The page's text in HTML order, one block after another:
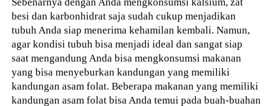
besi dan karbonhidrat saja sudah cukup menjadikan
tubuh Anda siap menerima kehamilan kembali. Namun,
agar kondisi tubuh bisa menjadi ideal dan sangat siap
saat mengandung Anda bisa mengkonsumsi makanan
yang bisa menyeburkan kandungan yang memiliki
kandungan asam folat. Beberapa makanan yang memiliki
kandungan asam folat bisa Anda temui pada buah-buahan